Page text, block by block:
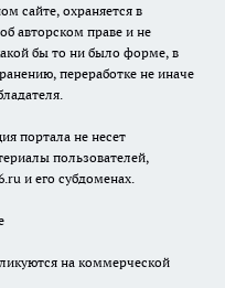
сайте, охраняется в
авторском праве и не
бы то ни было форме, в
переработке не иначе
портала не несет
пользователей,
и его субдоменах.
на коммерческой